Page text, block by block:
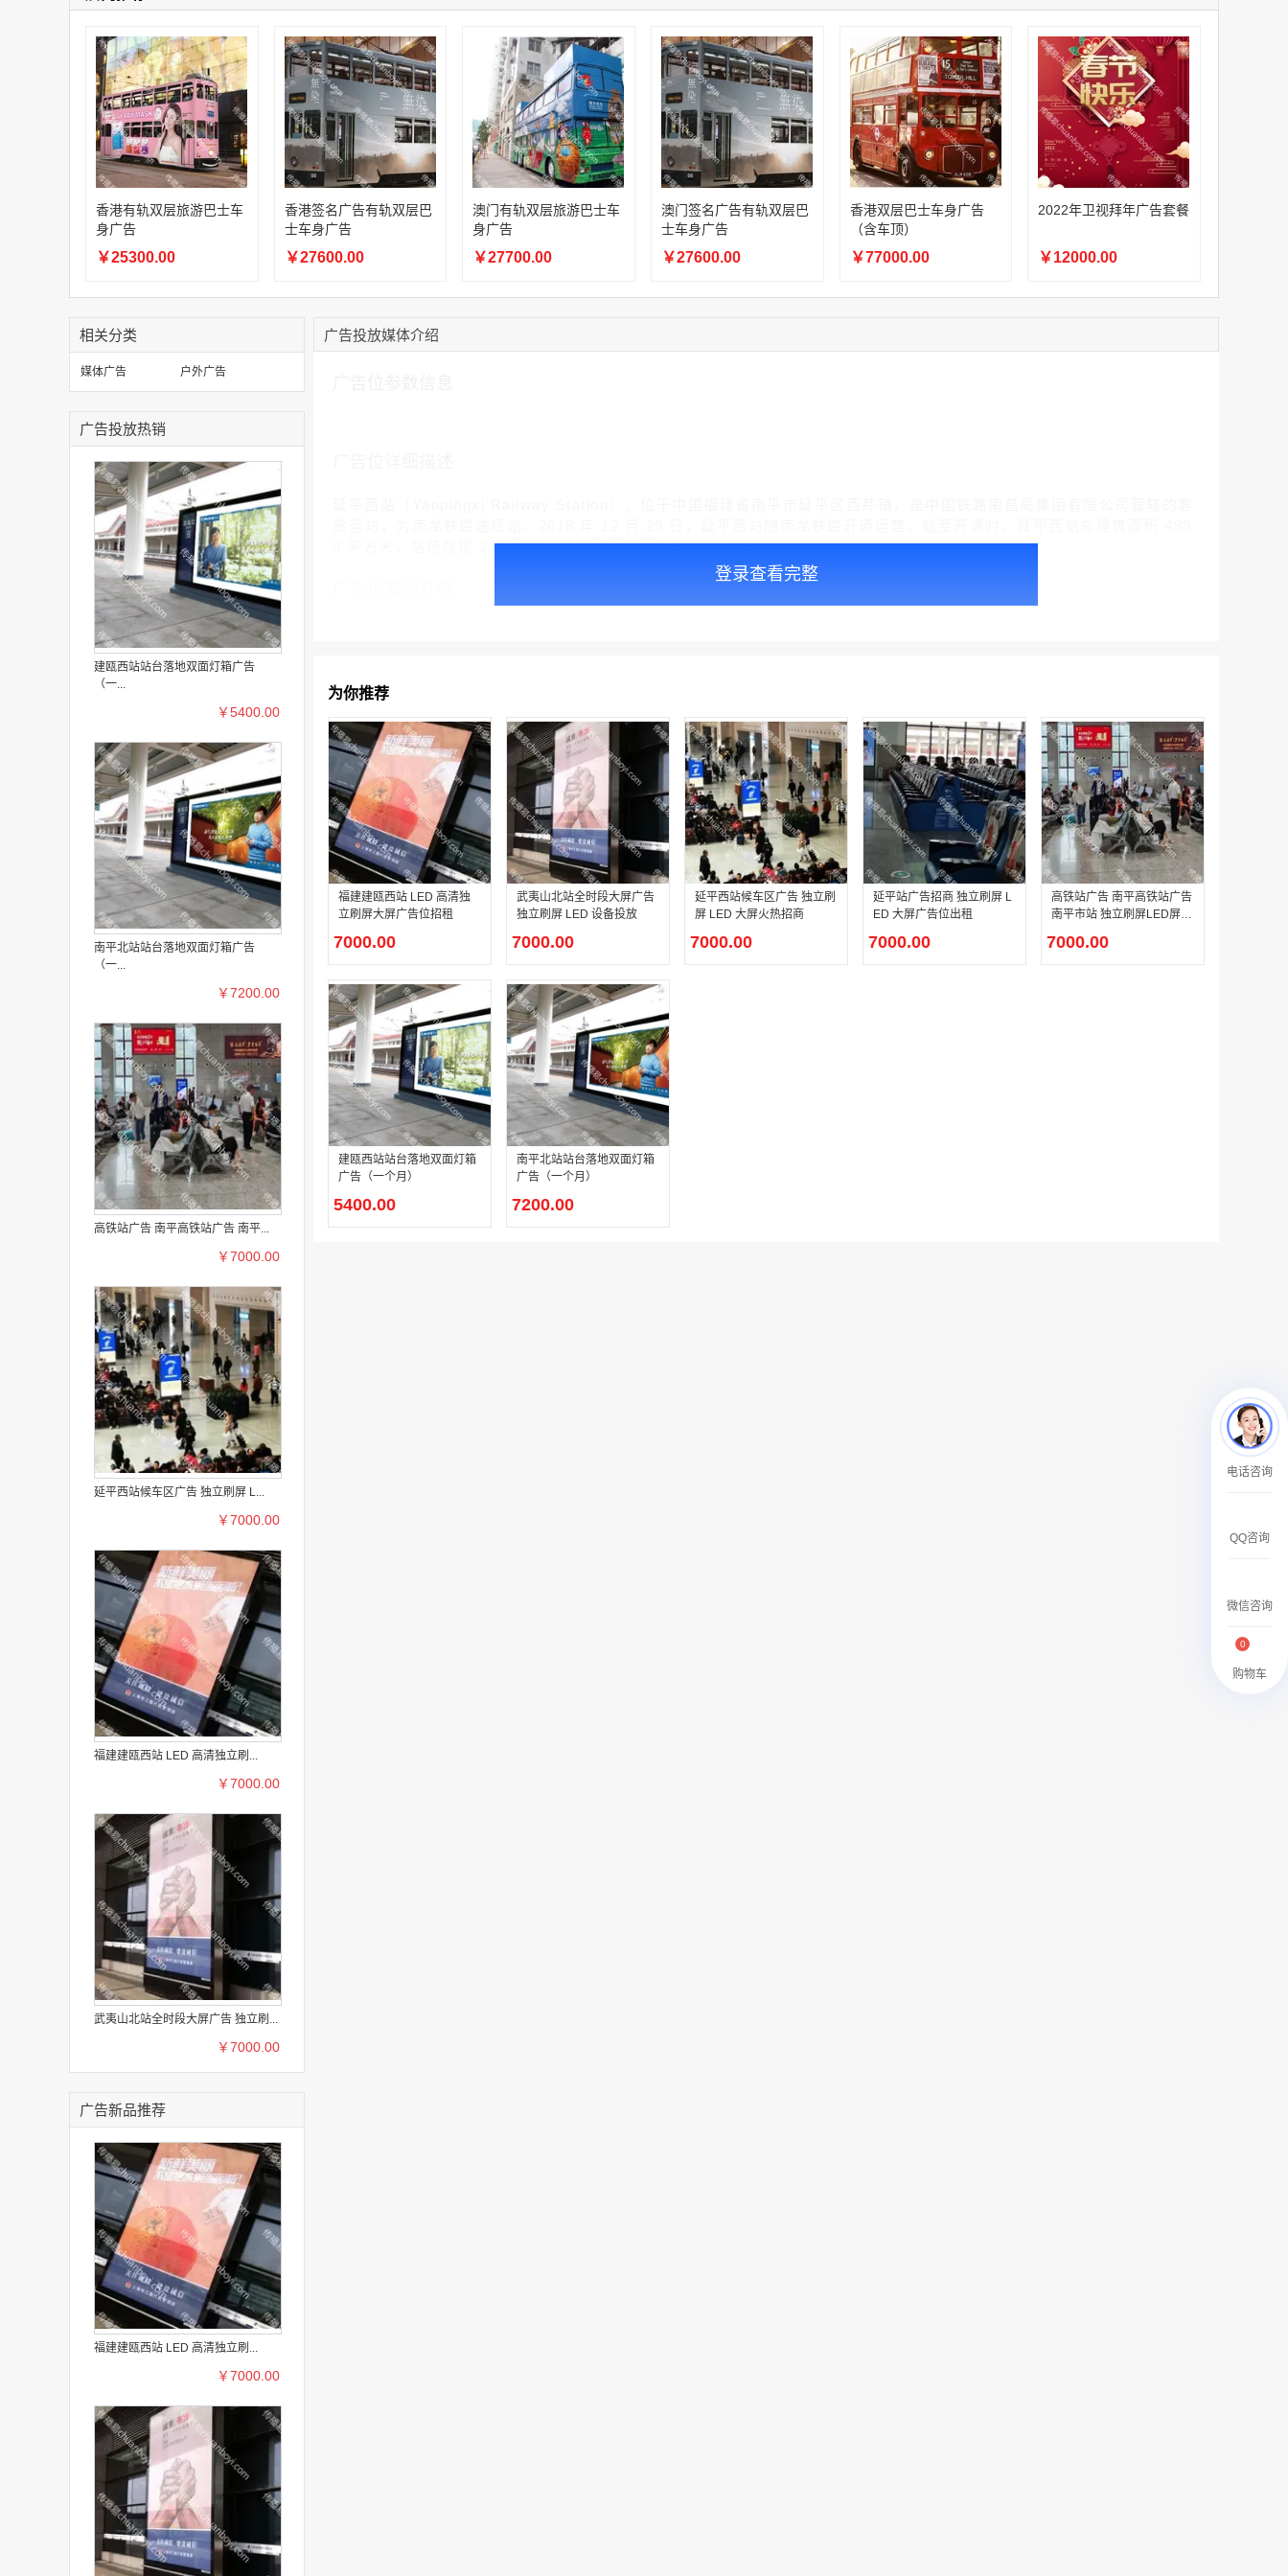
16:09:07 182****6963 联系了该媒体所在商家
11:44:28
130****3379 联系了该媒体所在商家
08:36:41 191****0991 联系了该媒体所在商家
￥27600.00
香港双层巴士车身广告（含车顶）
户外广告 天津社区道闸广告 天津小区道闸广告投放价格
￥1100.00
户外广告 河北社区道闸广告 河北小区道闸广告投放价格
￥1100.00
香港有轨双层旅游巴士车
身广告
￥25300.00
香港签名广告有轨双层巴
士车身广告
￥27600.00
澳门有轨双层旅游巴士车
身广告
￥27700.00
澳门签名广告有轨双层巴
士车身广告
￥27600.00
香港双层巴士车身广告
（含车顶）
￥77000.00
2022年卫视拜年广告套餐
￥12000.00
相关分类
媒体广告 户外广告
广告投放热销
建瓯西站站台落地双面灯箱广告
（一...
￥5400.00
南平北站站台落地双面灯箱广告
（一...
￥7200.00
高铁站广告 南平高铁站广告 南平...
￥7000.00
延平西站候车区广告 独立刷屏 L...
￥7000.00
福建建瓯西站 LED 高清独立刷...
￥7000.00
武夷山北站全时段大屏广告 独立刷...
￥7000.00
广告新品推荐
福建建瓯西站 LED 高清独立刷...
￥7000.00
广告投放媒体介绍
8 平方米，站场规模 2 台 5 线，设计最高聚集人数 800 人次。
登录查看完整
为你推荐
福建建瓯西站 LED 高清独
立刷屏大屏广告位招租
7000.00
武夷山北站全时段大屏广告
独立刷屏 LED 设备投放
7000.00
延平西站候车区广告 独立刷
屏 LED 大屏火热招商
7000.00
延平站广告招商 独立刷屏 L
ED 大屏广告位出租
7000.00
高铁站广告 南平高铁站广告
南平市站 独立刷屏LED屏幕
7000.00
建瓯西站站台落地双面灯箱
广告（一个月）
5400.00
南平北站站台落地双面灯箱
广告（一个月）
7200.00
电话咨询
QQ咨询
微信咨询
购物车
0